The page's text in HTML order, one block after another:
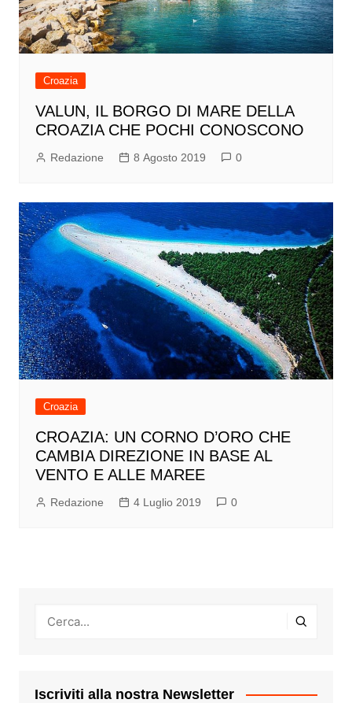
Croazia
VALUN, IL BORGO DI MARE DELLA
CROAZIA CHE POCHI CONOSCONO
Redazione 8 Agosto 2019 0
Croazia
CROAZIA: UN CORNO D’ORO CHE
CAMBIA DIREZIONE IN BASE AL
VENTO E ALLE MAREE
Redazione 4 Luglio 2019 0
Iscriviti alla nostra Newsletter